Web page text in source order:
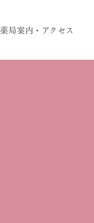
薬局案内・アクセス